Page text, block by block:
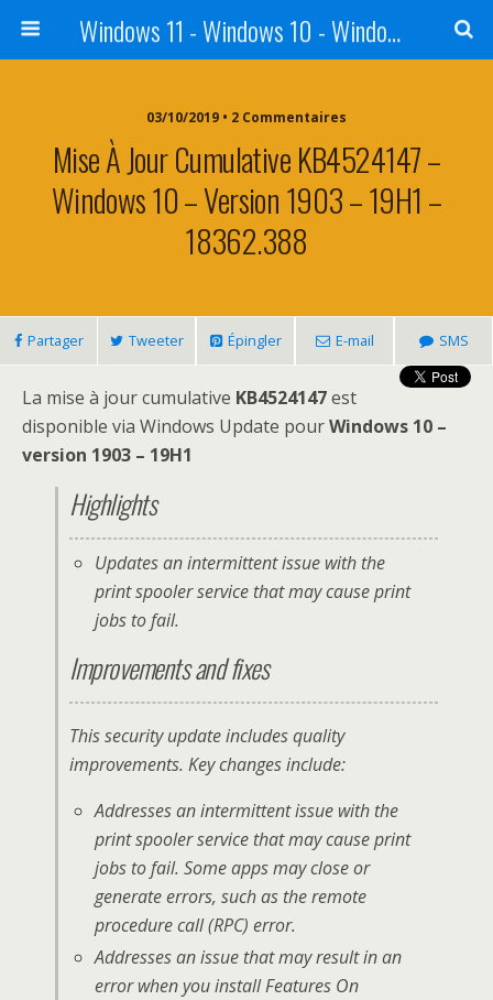
Windows 11 - Windows 10 - Windows 8 - Windows 7 - VISTA
03/10/2019 • 2 Commentaires
Mise À Jour Cumulative KB4524147 –
Windows 10 – Version 1903 – 19H1 –
18362.388
Partager Tweeter Épingler E-mail SMS
La mise à jour cumulative KB4524147est
disponible via Windows Update pourWindows 10 –
version 1903 – 19H1
Highlights
Updates an intermittent issue with the
print spooler service that may cause print
jobs to fail.
Improvements and fixes
This security update includes quality
improvements. Key changes include:
Addresses an intermittent issue with the
print spooler service that may cause print
jobs to fail. Some apps may close or
generate errors, such as the remote
procedure call (RPC) error.
Addresses an issue that may result in an
error when you install Features On